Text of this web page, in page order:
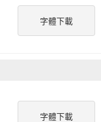
字體下載
字體下載